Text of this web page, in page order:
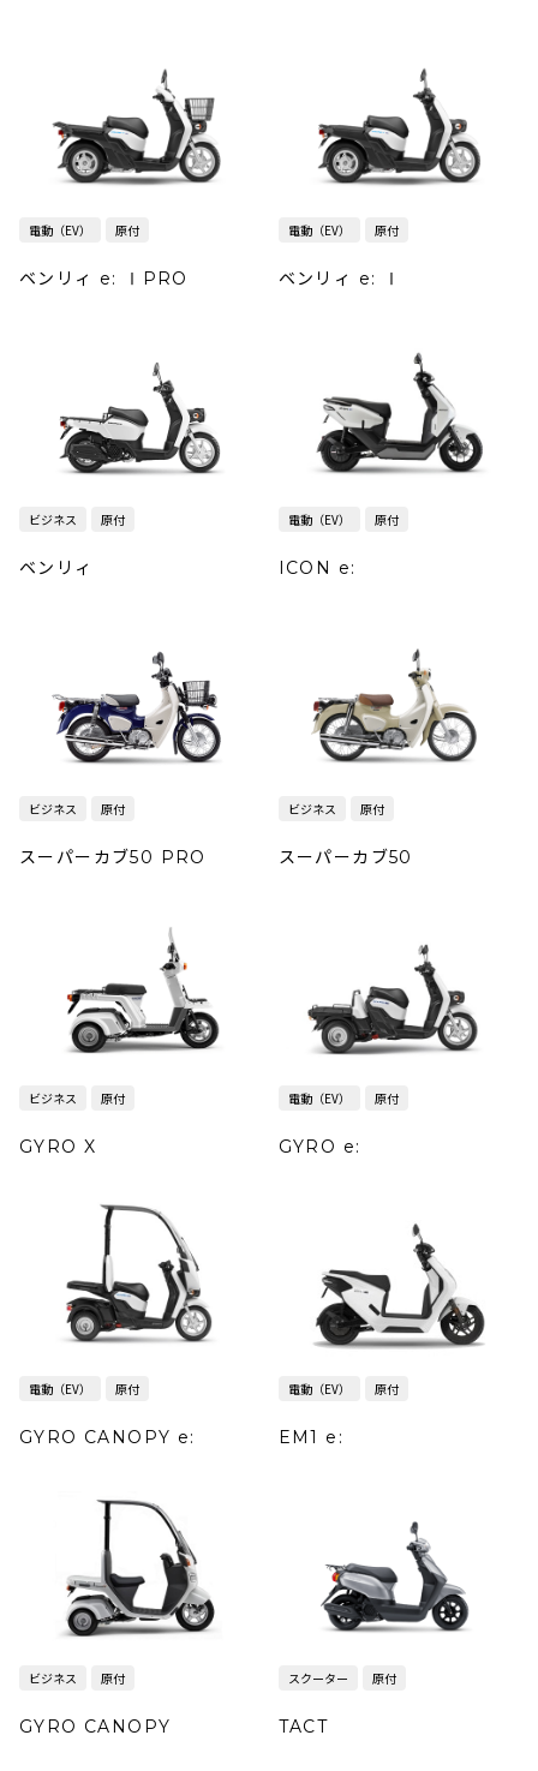
電動（EV） 原付
ベンリィ e: ⅠPRO
電動（EV） 原付
ベンリィ e: Ⅰ
ビジネス 原付
ベンリィ
電動（EV） 原付
ICON e:
ビジネス 原付
スーパーカブ50 PRO
ビジネス 原付
スーパーカブ50
ビジネス 原付
GYRO X
電動（EV） 原付
GYRO e:
電動（EV） 原付
GYRO CANOPY e:
電動（EV） 原付
EM1 e:
ビジネス 原付
GYRO CANOPY
スクーター 原付
TACT